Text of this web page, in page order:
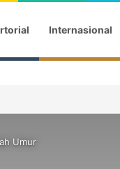
Internasional
Umur